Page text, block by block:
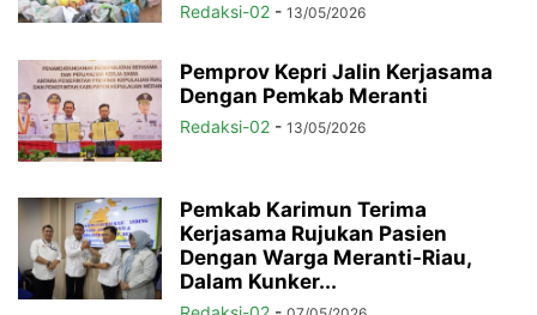
Redaksi-02 - 13/05/2026
Pemprov Kepri Jalin Kerjasama
Dengan Pemkab Meranti
Redaksi-02 - 13/05/2026
Pemkab Karimun Terima
Kerjasama Rujukan Pasien
Dengan Warga Meranti-Riau,
Dalam Kunker...